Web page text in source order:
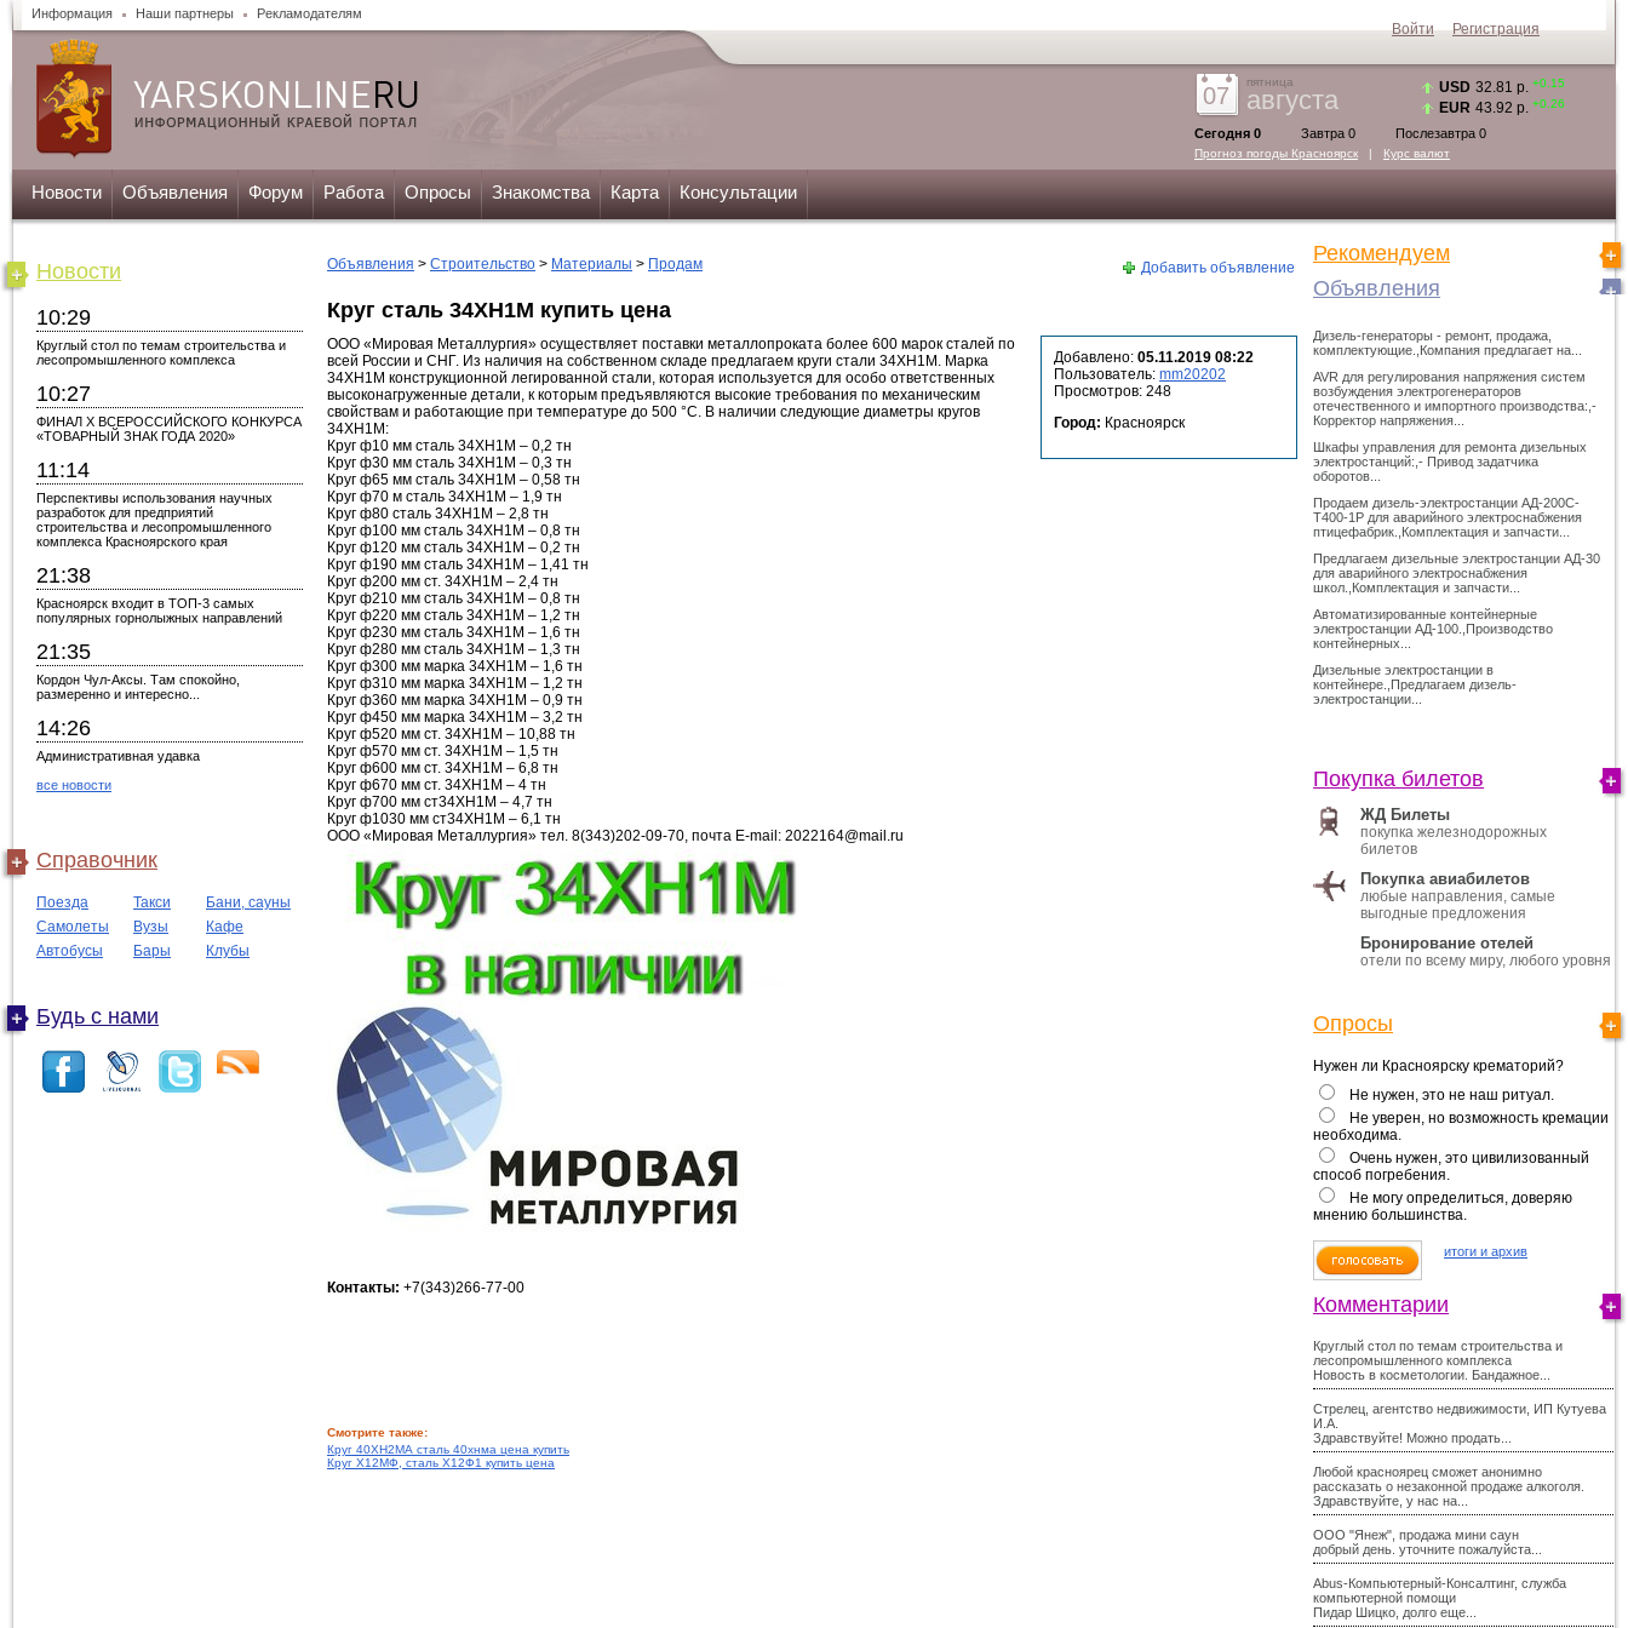
Информация Наши партнеры Рекламодателям
07
пятница
августа
Сегодня 0 Завтра 0 Послезавтра 0
Прогноз погоды Красноярск | Курс валют
USD 32.81 р. +0.15
EUR 43.92 р. +0.26
Новости Объявления Форум Работа Опросы Знакомства Карта Консультации
Новости
10:29
Круглый стол по темам строительства и
лесопромышленного комплекса
10:27
ФИНАЛ X ВСЕРОССИЙСКОГО КОНКУРСА
«ТОВАРНЫЙ ЗНАК ГОДА 2020»
11:14
Перспективы использования научных
разработок для предприятий
строительства и лесопромышленного
комплекса Красноярского края
21:38
Красноярск входит в ТОП-3 самых
популярных горнолыжных направлений
21:35
Кордон Чул-Аксы. Там спокойно,
размеренно и интересно...
14:26
Административная удавка
все новости
Справочник
Поезда Такси
Бани, сауны
Самолеты
Вузы
Кафе
Автобусы
Бары Клубы
Будь с нами
Объявления > Строительство > Материалы > Продам Добавить объявление
Круг сталь 34ХН1М купить цена
Добавлено: 05.11.2019 08:22
Пользователь: mm20202
Просмотров: 248
Город: Красноярск
ООО «Мировая Металлургия» осуществляет поставки металлопроката более 600 марок сталей по
всей России и СНГ. Из наличия на собственном складе предлагаем круги стали 34ХН1М. Марка
34ХН1М конструкционной легированной стали, которая используется для особо ответственных
высоконагруженные детали, к которым предъявляются высокие требования по механическим
свойствам и работающие при температуре до 500 °С. В наличии следующие диаметры кругов
34ХН1М:
Круг ф10 мм сталь 34ХН1М – 0,2 тн
Круг ф30 мм сталь 34ХН1М – 0,3 тн
Круг ф65 мм сталь 34ХН1М – 0,58 тн
Круг ф70 м сталь 34ХН1М – 1,9 тн
Круг ф80 сталь 34ХН1М – 2,8 тн
Круг ф100 мм сталь 34ХН1М – 0,8 тн
Круг ф120 мм сталь 34ХН1М – 0,2 тн
Круг ф190 мм сталь 34ХН1М – 1,41 тн
Круг ф200 мм ст. 34ХН1М – 2,4 тн
Круг ф210 мм сталь 34ХН1М – 0,8 тн
Круг ф220 мм сталь 34ХН1М – 1,2 тн
Круг ф230 мм сталь 34ХН1М – 1,6 тн
Круг ф280 мм сталь 34ХН1М – 1,3 тн
Круг ф300 мм марка 34ХН1М – 1,6 тн
Круг ф310 мм марка 34ХН1М – 1,2 тн
Круг ф360 мм марка 34ХН1М – 0,9 тн
Круг ф450 мм марка 34ХН1М – 3,2 тн
Круг ф520 мм ст. 34ХН1М – 10,88 тн
Круг ф570 мм ст. 34ХН1М – 1,5 тн
Круг ф600 мм ст. 34ХН1М – 6,8 тн
Круг ф670 мм ст. 34ХН1М – 4 тн
Круг ф700 мм ст34ХН1М – 4,7 тн
Круг ф1030 мм ст34ХН1М – 6,1 тн
ООО «Мировая Металлургия» тел. 8(343)202-09-70, почта E-mail: 2022164@mail.ru
Контакты: +7(343)266-77-00
Смотрите также:
Круг 40ХН2МА сталь 40хнма цена купить
Круг Х12МФ, сталь Х12Ф1 купить цена
Рекомендуем
Объявления
Дизель-генераторы - ремонт, продажа,
комплектующие.,Компания предлагает на...
AVR для регулирования напряжения систем
возбуждения электрогенераторов
отечественного и импортного производства:,-
Корректор напряжения...
Шкафы управления для ремонта дизельных
электростанций:,- Привод задатчика
оборотов...
Продаем дизель-электростанции АД-200С-
Т400-1Р для аварийного электроснабжения
птицефабрик.,Комплектация и запчасти...
Предлагаем дизельные электростанции АД-30
для аварийного электроснабжения
школ.,Комплектация и запчасти...
Автоматизированные контейнерные
электростанции АД-100.,Производство
контейнерных...
Дизельные электростанции в
контейнере.,Предлагаем дизель-
электростанции...
Покупка билетов
ЖД Билеты
покупка железнодорожных
билетов
Покупка авиабилетов
любые направления, самые
выгодные предложения
Бронирование отелей
отели по всему миру, любого уровня
Опросы
Нужен ли Красноярску крематорий?
Не нужен, это не наш ритуал.
Не уверен, но возможность кремации
необходима.
Очень нужен, это цивилизованный
способ погребения.
Не могу определиться, доверяю
мнению большинства.
итоги и архив
Комментарии
Круглый стол по темам строительства и
лесопромышленного комплекса
Новость в косметологии. Бандажное...
Стрелец, агентство недвижимости, ИП Кутуева
И.А.
Здравствуйте! Можно продать...
Любой красноярец сможет анонимно
рассказать о незаконной продаже алкоголя.
Здравствуйте, у нас на...
ООО "Янеж", продажа мини саун
добрый день. уточните пожалуйста...
Abus-Компьютерный-Консалтинг, служба
компьютерной помощи
Пидар Шицко, долго еще...
Войти Регистрация